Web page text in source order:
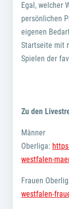
Egal, welcher
persönlichen
eigenen
Startseite mit
Spielen der
Zu den
Männer
Oberliga:
westfalen-
Frauen
westfalen-